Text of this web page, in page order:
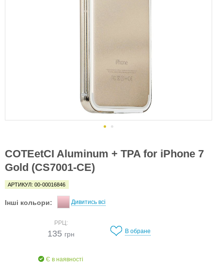
COTEetCI Aluminum + TPA for iPhone 7
Gold (CS7001-CE)
АРТИКУЛ: 00-00016846
Інші кольори: Дивитись всі
РРЦ:
135 грн
Є в наявності
В обране